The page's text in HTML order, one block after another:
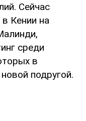
Сейчас
Кении на
среди
в
подругой.